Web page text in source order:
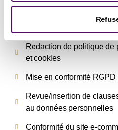
personnellesà chaque
votre marque de mode ou
Rédaction de politique de
et cookies
Mise en conformité RGPD
Revue/insertion de
au données personnelles
Conformité du site e-